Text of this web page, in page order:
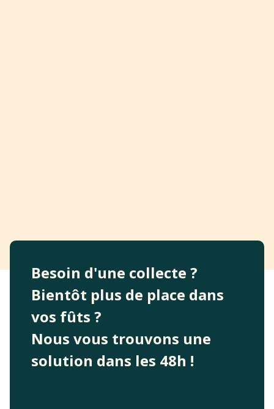
Besoin d'une collecte ?
Bientôt plus de place dans
vos fûts ?
Nous vous trouvons une
solution dans les 48h !